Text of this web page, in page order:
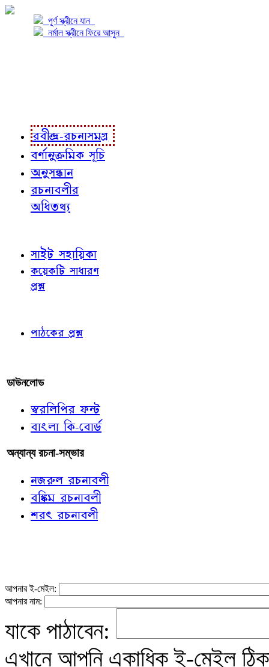
পূর্ণ স্ক্রীনে যান
নর্মাল স্ক্রীনে ফিরে আসুন
রবীন্দ্র-রচনাসমগ্র
বর্ণানুক্রমিক সূচি
অনুসন্ধান
রচনাবলীর
অধিতথ্য
সাইট সহায়িকা
কয়েকটি সাধারণ
প্রশ্ন
পাঠকের প্রশ্ন
ডাউনলোড
স্বরলিপির ফন্ট
বাংলা কি-বোর্ড
অন্যান্য রচনা-সম্ভার
নজরুল রচনাবলী
বঙ্কিম রচনাবলী
শরৎ রচনাবলী
আপনার ই-মেইল:
আপনার নাম:
যাকে পাঠাবেন:
এখানে আপনি একাধিক ই-মেইল